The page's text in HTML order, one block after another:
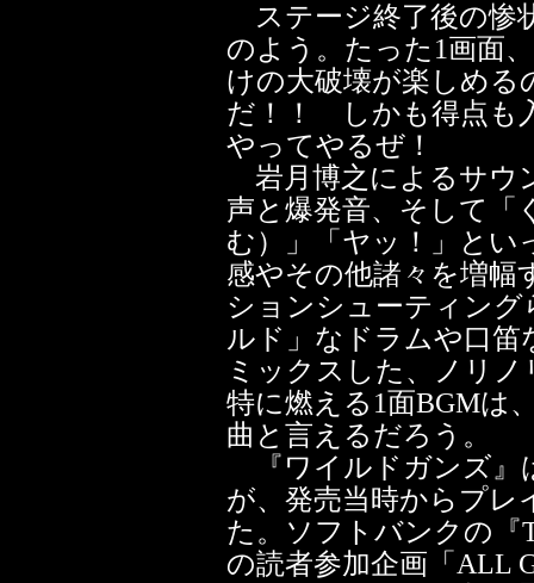
ステージ終了後の惨
のよう。たった1画面
けの大破壊が楽しめる
だ！！ しかも得点も
やってやるぜ！
岩月博之によるサウ
声と爆発音、そして「
む）」「ヤッ！」とい
感やその他諸々を増幅
ションシューティン
ルド」なドラムや口
ミックスした、ノリ
特に燃える1面BGMは
曲と言えるだろう。
『ワイルドガンズ』
が、発売当時からプレ
た。ソフトバンクの『
の読者参加企画「ALL